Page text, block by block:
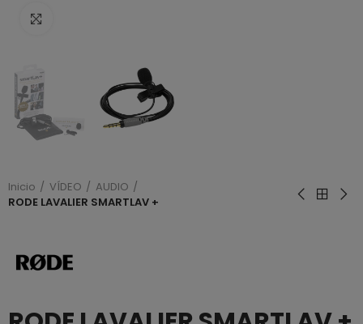
Inicio VÍDEO
AUDIO
RODE LAVALIER SMARTLAV +